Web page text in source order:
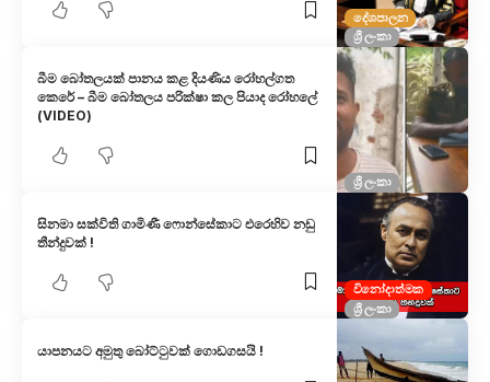
දේශපාලන
ශ්‍රී ලංකා
ශ්‍රී ලංකා
බීම බෝතලයක් පානය කළ දියණිය රෝහල්ගත
කෙරේ – බීම බෝතලය පරික්ෂා කල පියාද රෝහලේ
(VIDEO)
විනෝදාත්මක
ශ්‍රී ලංකා
සිනමා සක්විති ගාමිණී ෆොන්සේකාට එරෙහිව නඩු
තීන්දුවක් !
යාපනයට අමුතු බෝට්ටුවක් ගොඩගසයි !